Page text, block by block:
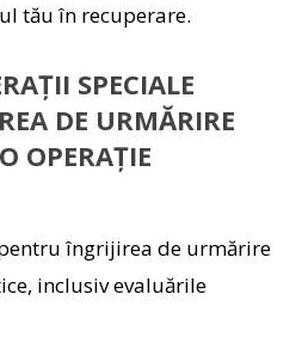
tău în recuperare.
SPECIALE
DE URMĂRIRE
OPERAȚIE
îngrijirea de urmărire
inclusiv evaluările